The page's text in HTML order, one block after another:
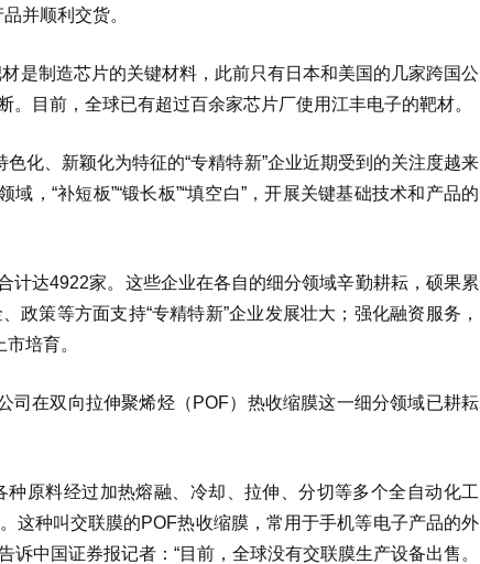
并顺利交货。
是制造芯片的关键材料，此前只有日本和美国的几家跨国公
目前，全球已有超过百余家芯片厂使用江丰电子的靶材。
化、新颖化为特征的“专精特新”企业近期受到的关注度越来
，“补短板”“锻长板”“填空白”，开展关键基础技术和产品的
计达4922家。这些企业在各自的细分领域辛勤耕耘，硕果累
策等方面支持“专精特新”企业发展壮大；强化融资服务，
培育。
司在双向拉伸聚烯烃（POF）热收缩膜这一细分领域已耕耘
原料经过加热熔融、冷却、拉伸、分切等多个全自动化工
这种叫交联膜的POF热收缩膜，常用于手机等电子产品的外
中国证券报记者：“目前，全球没有交联膜生产设备出售。